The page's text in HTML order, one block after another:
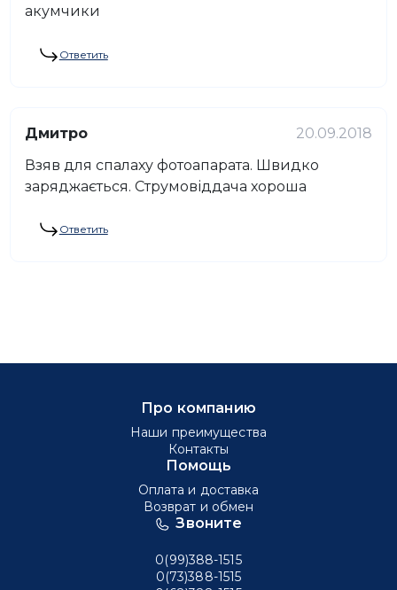
акумчики
Ответить
Дмитро
20.09.2018
Взяв для спалаху фотоапарата. Швидко
заряджається. Струмовіддача хороша
Ответить
Звоните
0(99)388-1515
0(73)388-1515
Про компанию
Наши преимущества
Контакты
Помощь
Оплата и доставка
Возврат и обмен